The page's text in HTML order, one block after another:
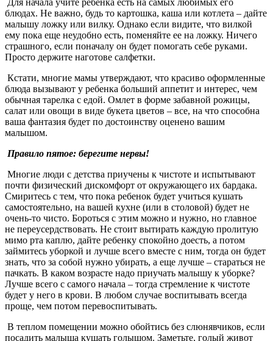
блюдах. Не важно, будь то картошка, каша или котлета – дайте
малышу ложку или вилку. Однако если видите, что вилкой
ему пока еще неудобно есть, поменяйте ее на ложку. Ничего
страшного, если поначалу он будет помогать себе руками.
Просто держите наготове салфетки.
Кстати, многие мамы утверждают, что красиво оформленные
блюда вызывают у ребенка больший аппетит и интерес, чем
обычная тарелка с едой. Омлет в форме забавной рожицы,
салат или овощи в виде букета цветов – все, на что способна
ваша фантазия будет по достоинству оценено вашим
малышом.
Правило пятое: берегите нервы!
Многие люди с детства приучены к чистоте и испытывают
почти физический дискомфорт от окружающего их бардака.
Смиритесь с тем, что пока ребенок будет учиться кушать
самостоятельно, на вашей кухне (или в столовой) будет не
очень-то чисто. Бороться с этим можно и нужно, но главное
не переусердствовать. Не стоит вытирать каждую пролитую
мимо рта каплю, дайте ребенку спокойно доесть, а потом
займитесь уборкой и лучше всего вместе с ним, тогда он будет
знать, что за собой нужно убирать, а еще лучше – стараться не
пачкать. В каком возрасте надо приучать малышу к уборке?
Лучше всего с самого начала – тогда стремление к чистоте
будет у него в крови. В любом случае воспитывать всегда
проще, чем потом перевоспитывать.
В теплом помещении можно обойтись без слюнявчиков, если
посадить малыша кушать голышом. Заметьте, голый живот